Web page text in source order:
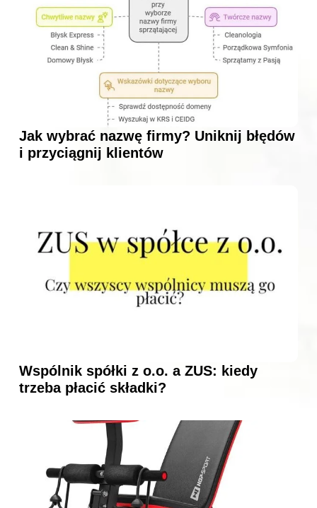
Jak wybrać nazwę firmy? Uniknij błędów
i przyciągnij klientów
Wspólnik spółki z o.o. a ZUS: kiedy
trzeba płacić składki?